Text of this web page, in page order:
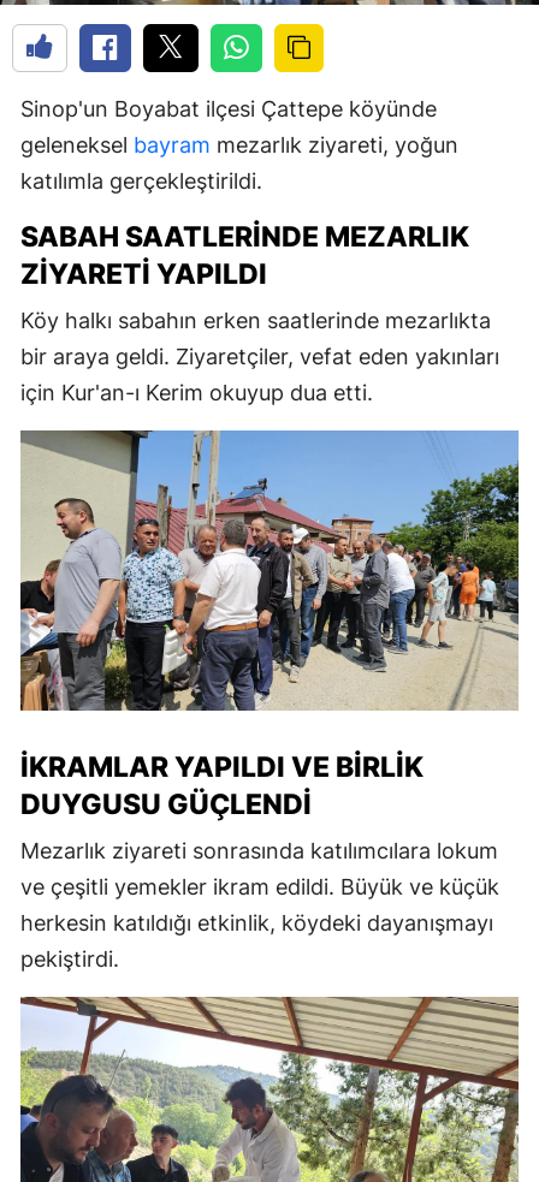
Sinop'un Boyabat ilçesi Çattepe köyünde
geleneksel bayram mezarlık ziyareti, yoğun
katılımla gerçekleştirildi.
SABAH SAATLERINDE MEZARLIK
ZIYARETI YAPILDI
Köy halkı sabahın erken saatlerinde mezarlıkta
bir araya geldi. Ziyaretçiler, vefat eden yakınları
için Kur'an-ı Kerim okuyup dua etti.
İKRAMLAR YAPILDI VE BIRLIK
DUYGUSU GÜÇLENDI
Mezarlık ziyareti sonrasında katılımcılara lokum
ve çeşitli yemekler ikram edildi. Büyük ve küçük
herkesin katıldığı etkinlik, köydeki dayanışmayı
pekiştirdi.